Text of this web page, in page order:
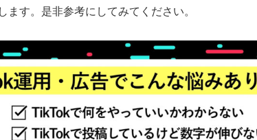
ます。是非参考にしてみてください。